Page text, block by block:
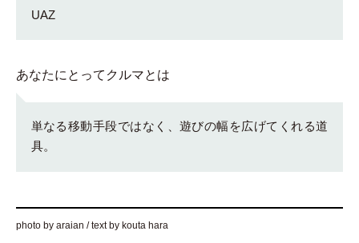
UAZ
あなたにとってクルマとは
単なる移動手段ではなく、遊びの幅を広げてくれる道
具。
photo by araian / text by kouta hara